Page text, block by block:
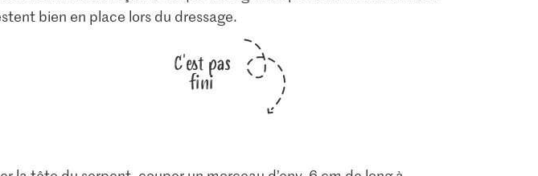
bien en place lors du dressage.
C'est pas
fini